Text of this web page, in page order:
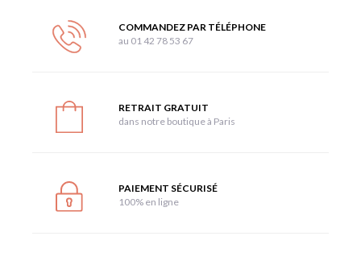
COMMANDEZ PAR TÉLÉPHONE
au 01 42 78 53 67
RETRAIT GRATUIT
dans notre boutique à Paris
PAIEMENT SÉCURISÉ
100% en ligne